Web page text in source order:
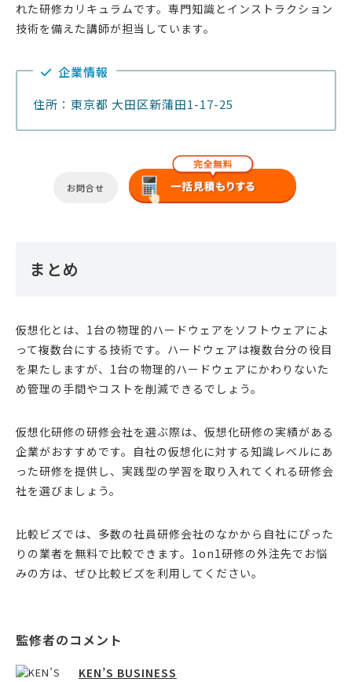
れた研修カリキュラムです。専門知識とインストラクション
技術を備えた講師が担当しています。
企業情報
住所：東京都 大田区新蒲田1-17-25
お問合せ
まとめ
仮想化とは、1台の物理的ハードウェアをソフトウェアによ
って複数台にする技術です。ハードウェアは複数台分の役目
を果たしますが、1台の物理的ハードウェアにかわりないた
め管理の手間やコストを削減できるでしょう。
仮想化研修の研修会社を選ぶ際は、仮想化研修の実績がある
企業がおすすめです。自社の仮想化に対する知識レベルにあ
った研修を提供し、実践型の学習を取り入れてくれる研修会
社を選びましょう。
比較ビズでは、多数の社員研修会社のなかから自社にぴった
りの業者を無料で比較できます。1on1研修の外注先でお悩
みの方は、ぜひ比較ビズを利用してください。
KEN’S BUSINESS